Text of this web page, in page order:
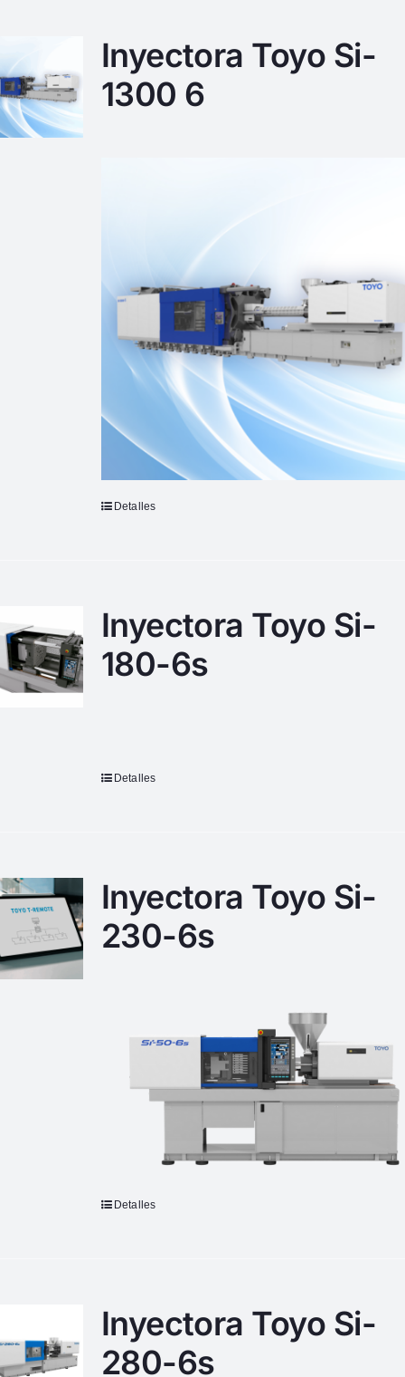
Inyectora Toyo Si-
1300 6
Detalles
Inyectora Toyo Si-
180-6s
Detalles
Inyectora Toyo Si-
230-6s
Detalles
Inyectora Toyo Si-
280-6s